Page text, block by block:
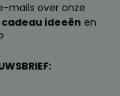
mails over onze
ideeën en